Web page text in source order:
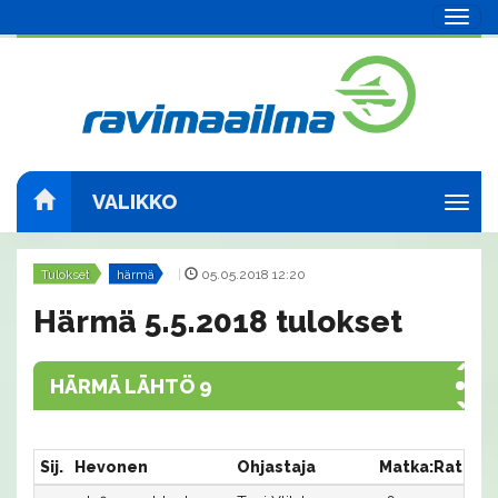
VALIKKO
Tulokset härmä 05.05.2018 12:20
Härmä 5.5.2018 tulokset
HÄRMÄ LÄHTÖ 9
Sij. Hevonen Ohjastaja Matka:Rata